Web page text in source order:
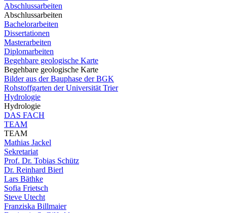
Abschlussarbeiten
Abschlussarbeiten
Bachelorarbeiten
Dissertationen
Masterarbeiten
Diplomarbeiten
Begehbare geologische Karte
Begehbare geologische Karte
Bilder aus der Bauphase der BGK
Rohstoffgarten der Universität Trier
Hydrologie
Hydrologie
DAS FACH
TEAM
TEAM
Mathias Jackel
Sekretariat
Prof. Dr. Tobias Schütz
Dr. Reinhard Bierl
Lars Bäthke
Sofia Frietsch
Steve Utecht
Franziska Billmaier